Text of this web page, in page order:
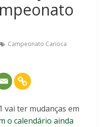
Campeonato Carioca
vai ter mudanças em
o calendário ainda